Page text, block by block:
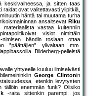
keskivaiheessa, ja sitten taas
raidat ovat valitettavasti ylipitkiä,
häntä tai muutama turha
ansaitsevat Riku
vastaa kuitenniin
visiot nimittäin
nimisen bändin tosiaan ottaa
”päättäjien” ylivaltaan mm.
Bilderberg-pelleistä
yhtyeelle kuuluu ilmiselvästi
George Clintonin
etenkin levytysten
tällöin enemmän funk? Olisiko
-raita sittenkin parempi, jos